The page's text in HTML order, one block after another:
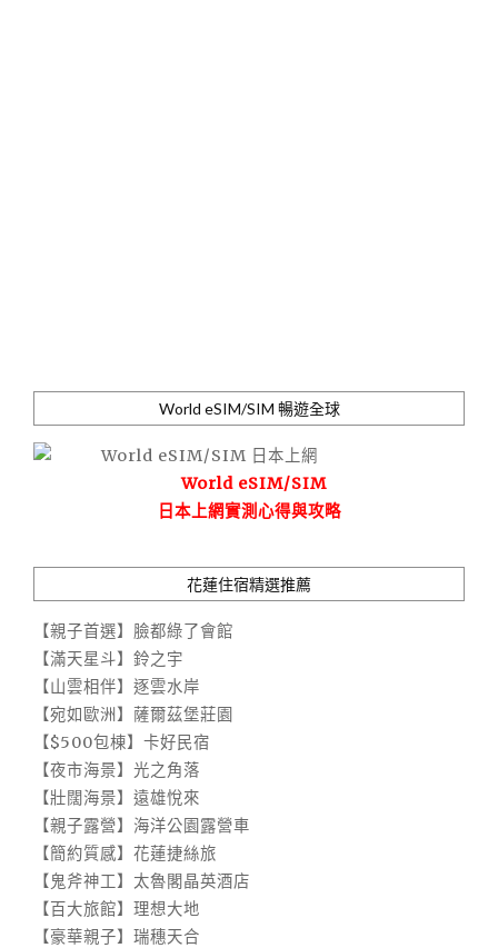
World eSIM/SIM 暢遊全球
World eSIM/SIM
日本上網實測心得與攻略
花蓮住宿精選推薦
【親子首選】臉都綠了會館
【滿天星斗】鈴之宇
【山雲相伴】逐雲水岸
【宛如歐洲】薩爾茲堡莊園
【$500包棟】卡好民宿
【夜市海景】光之角落
【壯闊海景】遠雄悅來
【親子露營】海洋公園露營車
【簡約質感】花蓮捷絲旅
【鬼斧神工】太魯閣晶英酒店
【百大旅館】理想大地
【豪華親子】瑞穗天合